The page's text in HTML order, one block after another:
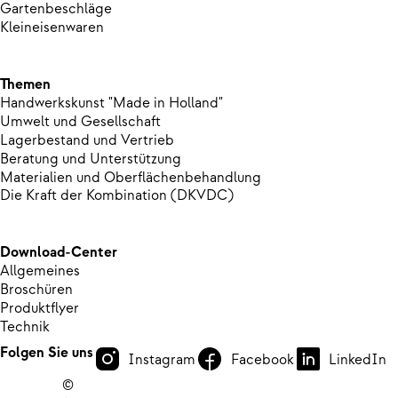
Gartenbeschläge
Kleineisenwaren
Themen
Handwerkskunst "Made in Holland"
Umwelt und Gesellschaft
Lagerbestand und Vertrieb
Beratung und Unterstützung
Materialien und Oberflächenbehandlung
Die Kraft der Kombination (DKVDC)
Download-Center
Allgemeines
Broschüren
Produktflyer
Technik
Folgen Sie uns
Instagram Facebook
LinkedIn
©